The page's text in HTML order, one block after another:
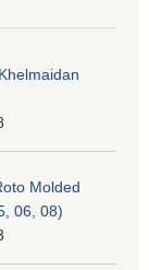
Molded
06, 08)